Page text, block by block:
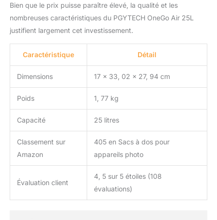
Bien que le prix puisse paraître élevé, la qualité et les
nombreuses caractéristiques du PGYTECH OneGo Air 25L
justifient largement cet investissement.
Caractéristique Détail
Dimensions 17 x 33, 02 x 27, 94 cm
Poids 1, 77 kg
Capacité 25 litres
Classement sur
Amazon
405 en Sacs à dos pour
appareils photo
Évaluation client
4, 5 sur 5 étoiles (108
évaluations)